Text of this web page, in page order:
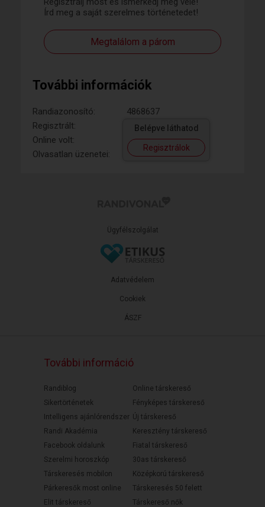
Írd meg a saját szerelmes történetedet!
Megtalálom a párom
További információk
Randiazonosító:
4868637
Regisztrált:
Online volt:
Olvasatlan üzenetei:
Belépve láthatod
Regisztrálok
Ügyfélszolgálat
ÁSZF
Adatvédelem
Cookiek
További információ
Randiblog
Sikertörténetek
Intelligens ajánlórendszer
Randi Akadémia
Facebook oldalunk
Szerelmi horoszkóp
Társkeresés mobilon
Párkeresők most online
Elit társkereső
Online társkereső
Fényképes társkereső
Új társkereső
Keresztény társkereső
Fiatal társkereső
30as társkereső
Középkorú társkereső
Társkeresés 50 felett
Társkereső nők